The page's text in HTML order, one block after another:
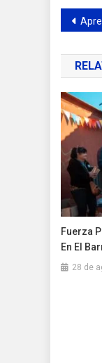
de
Aprehenden a
Fuerza
En El
28 de